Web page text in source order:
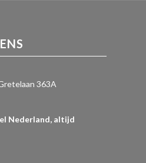
363A
Nederland, altijd